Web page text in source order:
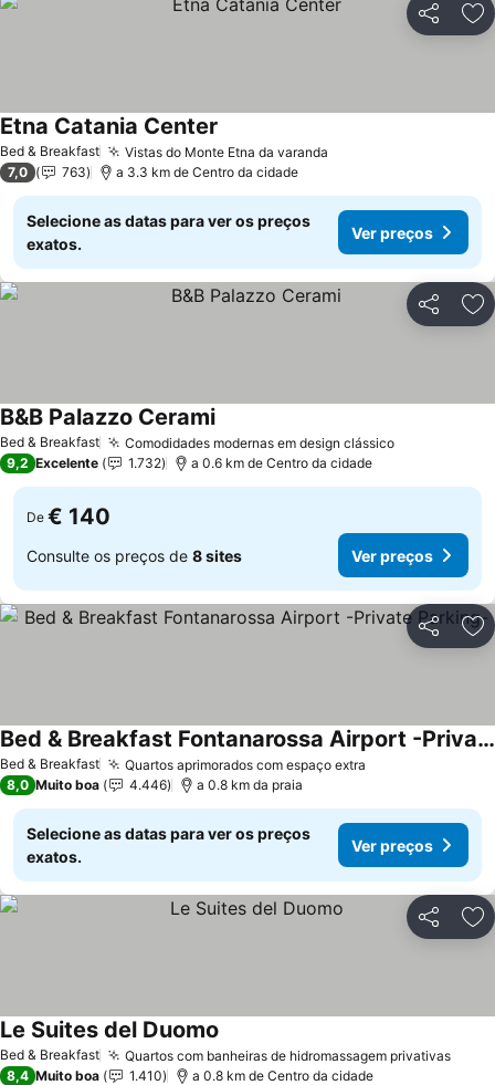
Partilhar
Bed & Breakfast Vistas do Monte Etna da varanda
Etna Catania Center
7,0 763 a 3.3 km de Centro da cidade
Selecione as datas para ver os preços
exatos.
Ver preços
Partilhar
Bed & Breakfast Comodidades modernas em design clássicoVer preços
B&B Palazzo CeramiVer preços
9,2 Excelente 1.732 a 0.6 km de Centro da cidade
De € 140
Consulte os preços de 8 sites Ver preços
Partilhar
Bed & Breakfast Quartos aprimorados com espaço extra
Bed & Breakfast Fontanarossa Airport -Private Parking-
Ver preços
8,0 Muito boa 4.446 a 0.8 km da praia
Selecione as datas para ver os preços
exatos.
Ver preços
Partilhar
Bed & Breakfast Quartos com banheiras de hidromassagem privativasVer
Le Suites del Duomo
8,4 Muito boa 1.410 a 0.8 km de Centro da cidade